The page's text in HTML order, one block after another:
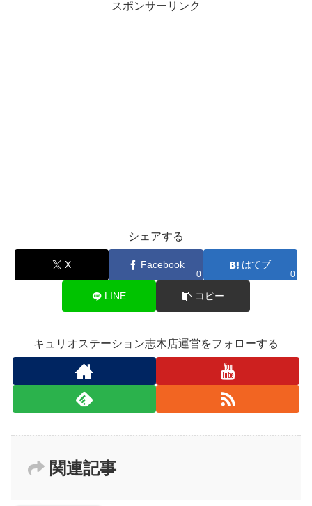
スポンサーリンク
シェアする
X Facebook
0
はてブ
0
LINE コピー
キュリオステーション志木店運営をフォローする
関連記事